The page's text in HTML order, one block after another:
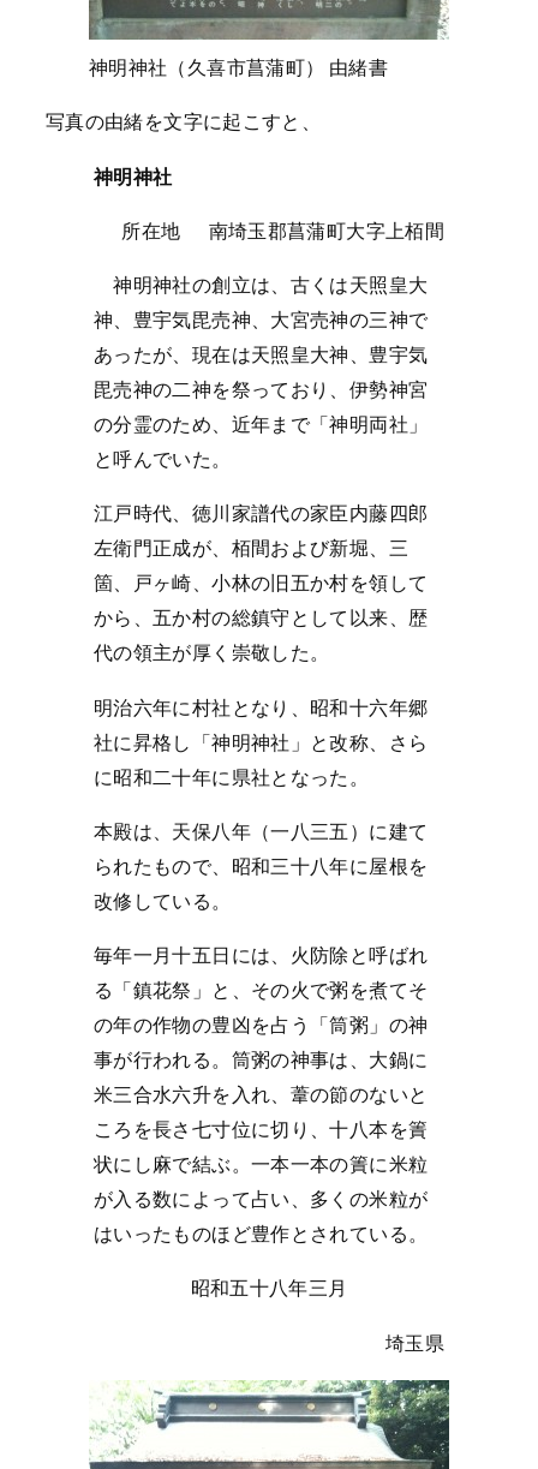
神明神社（久喜市菖蒲町） 由緒書
写真の由緒を文字に起こすと、
神明神社
所在地 南埼玉郡菖蒲町大字上栢間
神明神社の創立は、古くは天照皇大
神、豊宇気毘売神、大宮売神の三神で
あったが、現在は天照皇大神、豊宇気
毘売神の二神を祭っており、伊勢神宮
の分霊のため、近年まで「神明両社」
と呼んでいた。
江戸時代、徳川家譜代の家臣内藤四郎
左衛門正成が、栢間および新堀、三
箇、戸ヶ崎、小林の旧五か村を領して
から、五か村の総鎮守として以来、歴
代の領主が厚く崇敬した。
明治六年に村社となり、昭和十六年郷
社に昇格し「神明神社」と改称、さら
に昭和二十年に県社となった。
本殿は、天保八年（一八三五）に建て
られたもので、昭和三十八年に屋根を
改修している。
毎年一月十五日には、火防除と呼ばれ
る「鎮花祭」と、その火で粥を煮てそ
の年の作物の豊凶を占う「筒粥」の神
事が行われる。筒粥の神事は、大鍋に
米三合水六升を入れ、葦の節のないと
ころを長さ七寸位に切り、十八本を簀
状にし麻で結ぶ。一本一本の簀に米粒
が入る数によって占い、多くの米粒が
はいったものほど豊作とされている。
昭和五十八年三月
埼玉県